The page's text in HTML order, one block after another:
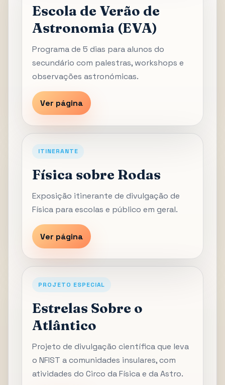
Escola de Verão de
Astronomia (EVA)
Programa de 5 dias para alunos do
secundário com palestras, workshops e
observações astronómicas.
Ver página
ITINERANTE
Física sobre Rodas
Exposição itinerante de divulgação de
Física para escolas e público em geral.
Ver página
PROJETO ESPECIAL
Estrelas Sobre o
Atlântico
Projeto de divulgação científica que leva
o NFIST a comunidades insulares, com
atividades do Circo da Física e da Astro.